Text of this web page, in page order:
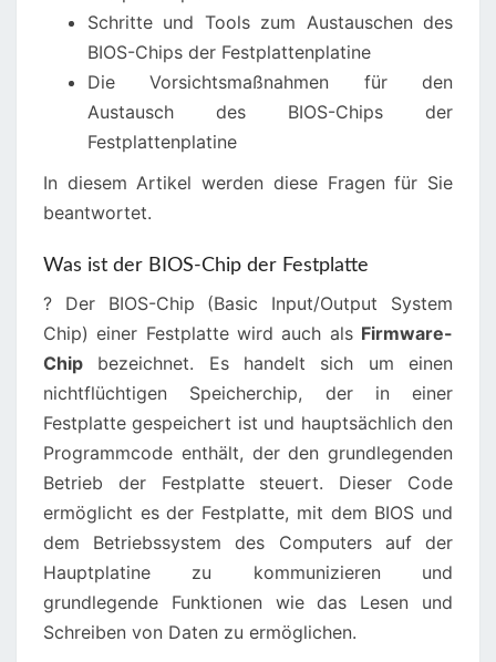
Schritte und Tools zum Austauschen des
BIOS-Chips der Festplattenplatine
Die Vorsichtsmaßnahmen für den
Austausch des BIOS-Chips der
Festplattenplatine
In diesem Artikel werden diese Fragen für Sie
beantwortet.
Was ist der BIOS-Chip der Festplatte
? Der BIOS-Chip (Basic Input/Output System
Chip) einer Festplatte wird auch als Firmware-
Chip bezeichnet. Es handelt sich um einen
nichtflüchtigen Speicherchip, der in einer
Festplatte gespeichert ist und hauptsächlich den
Programmcode enthält, der den grundlegenden
Betrieb der Festplatte steuert. Dieser Code
ermöglicht es der Festplatte, mit dem BIOS und
dem Betriebssystem des Computers auf der
Hauptplatine zu kommunizieren und
grundlegende Funktionen wie das Lesen und
Schreiben von Daten zu ermöglichen.